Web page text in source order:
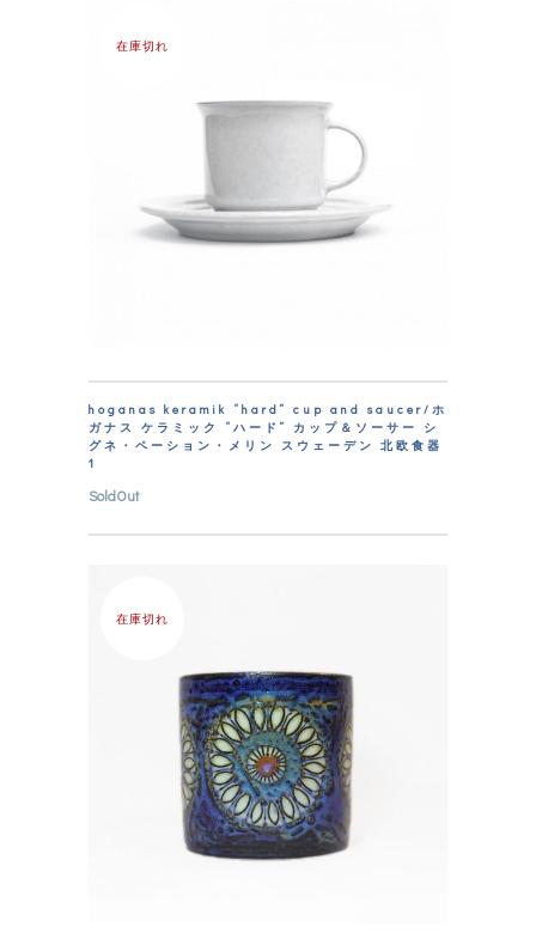
在庫切れ
hoganas keramik “hard” cup and saucer/ホ
ガナス ケラミック “ハード” カップ＆ソーサー シ
グネ・ペーション・メリン スウェーデン 北欧食器
1
SoldOut
在庫切れ